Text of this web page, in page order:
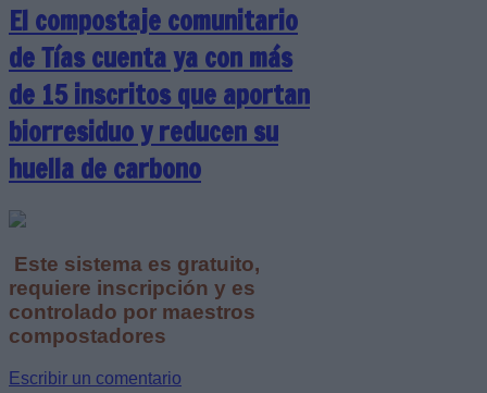
El compostaje comunitario
de Tías cuenta ya con más
de 15 inscritos que aportan
biorresiduo y reducen su
huella de carbono
Este sistema es gratuito,
requiere inscripción y es
controlado por maestros
compostadores
Escribir un comentario